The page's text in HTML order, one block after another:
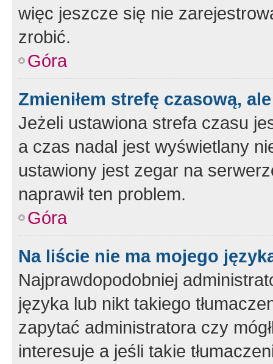
więc jeszcze się nie
zrobić.
Góra
Zmieniłem strefę czasową,
Jeżeli ustawiona strefa czasu
a czas nadal jest wyświetlany
ustawiony jest zegar na
naprawił ten problem.
Góra
Na liście nie ma mojego
Najprawdopodobniej
języka lub nikt takiego
zapytać administratora czy
interesuje a jeśli takie